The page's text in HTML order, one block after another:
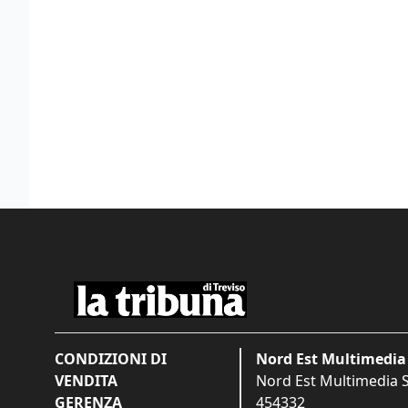
CONDIZIONI DI
VENDITA
GERENZA
Nord Est Multimedia
Nord Est Multimedia
454332